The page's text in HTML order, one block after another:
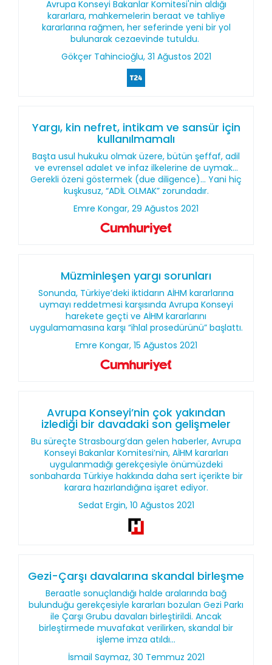
Avrupa Konseyi Bakanlar Komitesi'nin aldığı
kararlara, mahkemelerin beraat ve tahliye
kararlarına rağmen, her seferinde yeni bir yol
bulunarak cezaevinde tutuldu.
Gökçer Tahincioğlu, 31 Ağustos 2021
Yargı, kin nefret, intikam ve sansür için
kullanılmamalı
Başta usul hukuku olmak üzere, bütün şeffaf, adil
ve evrensel adalet ve infaz ilkelerine de uymak...
Gerekli özeni göstermek (due diligence)... Yani hiç
kuşkusuz, “ADİL OLMAK” zorundadır.
Emre Kongar, 29 Ağustos 2021
Müzminleşen yargı sorunları
Sonunda, Türkiye’deki iktidarın AİHM kararlarına
uymayı reddetmesi karşısında Avrupa Konseyi
harekete geçti ve AİHM kararlarını
uygulamamasına karşı “ihlal prosedürünü” başlattı.
Emre Kongar, 15 Ağustos 2021
Avrupa Konseyi’nin çok yakından
izlediği bir davadaki son gelişmeler
Bu süreçte Strasbourg’dan gelen haberler, Avrupa
Konseyi Bakanlar Komitesi’nin, AİHM kararları
uygulanmadığı gerekçesiyle önümüzdeki
sonbaharda Türkiye hakkında daha sert içerikte bir
karara hazırlandığına işaret ediyor.
Sedat Ergin, 10 Ağustos 2021
Gezi-Çarşı davalarına skandal birleşme
Beraatle sonuçlandığı halde aralarında bağ
bulunduğu gerekçesiyle kararları bozulan Gezi Parkı
ile Çarşı Grubu davaları birleştirildi. Ancak
birleştirmede muvafakat verilirken, skandal bir
işleme imza atıldı...
İsmail Saymaz, 30 Temmuz 2021